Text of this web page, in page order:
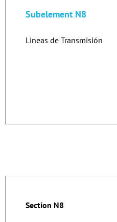
Subelement N8
Lineas de Transmisión
Section N8